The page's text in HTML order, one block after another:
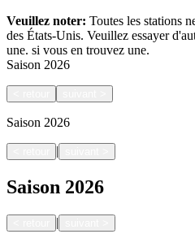
Veuillez noter: Toutes les stations
des États-Unis. Veuillez essayer
une. si vous en trouvez une.
Saison 2026
Saison 2026
|
Saison 2026
|